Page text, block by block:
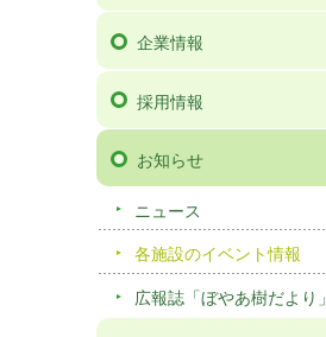
企業情報
採用情報
お知らせ
ニュース
各施設のイベント情報
広報誌「ぼやあ樹だより」